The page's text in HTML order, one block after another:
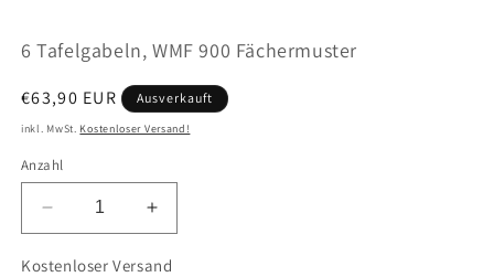
6 Tafelgabeln, WMF 900 Fächermuster
Normaler
Preis
€63,90 EUR Ausverkauft
inkl. MwSt. Kostenloser Versand!
Anzahl
Verringere
die
Menge
Erhöhe
die
Menge
Kostenloser Versand